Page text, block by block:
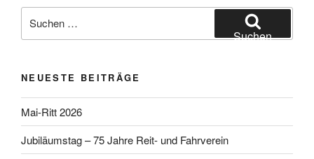
nach:
Suchen
NEUESTE BEITRÄGE
Mai-Ritt 2026
Jubiläumstag – 75 Jahre Reit- und Fahrverein